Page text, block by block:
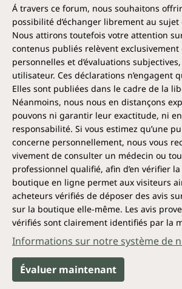
de karité & huile de ricin
L'huile de coco, le beurre de karité et
apportent hydratation, acides gras
vitamines aux cheveux. L'huile de
la pousse des cheveux et leur
naturelle. L'huile d'olive offre un soin
protection supplémentaires. Le
la formule, apaise et aide à
hydrique des cheveux et du cuir
des cheveux visiblement nourris,
faciles à coiffer.
Soin capillaire durable –
et pour l'environnement
Ce shampoing ne contient ni
alcool, ni parabènes, ni
forme solide, il est particulièrement
non seulement doux pour le cuir
une alternative écologique aux
Á travers ce forum, nous souhaitons
possibilité d’échanger librement au
Nous attirons toutefois votre attention
contenus publiés relèvent exclusivement
personnelles et d’évaluations
utilisateur. Ces déclarations n’engagent
Elles sont publiées dans le cadre de la
Néanmoins, nous nous en distançons
pouvons ni garantir leur exactitude, ni
responsabilité. Si vous estimez qu’une
concerne personnellement, nous vous
vivement de consulter un médecin ou
professionnel qualifié, afin d’en vérifier
boutique en ligne permet aux visiteurs
acheteurs vérifiés de déposer des avis
sur la boutique elle-même. Les avis
vérifiés sont clairement identifiés par la
Informations sur notre système de
Évaluer maintenant